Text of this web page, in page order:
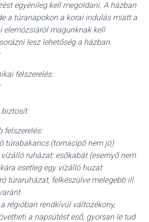
egyénileg kell megoldani. A házban
a túranapokon a korai indulás miatt a
elemózsiáról magunknak kell
lesz lehetőség a házban.
felszerelés:
felszerelés:
túrabakancs (tornacipő nem jó)
vízálló ruházat: esőkabát (esernyő nem
esetleg egy vízálló huzat
túraruházat, felkészülve melegebb ill.
régióban rendkívül változékony,
a napsütést eső, gyorsan le tud